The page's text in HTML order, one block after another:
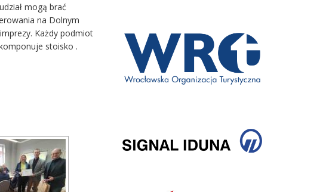
mogą brać
na Dolnym
Każdy podmiot
stoisko .